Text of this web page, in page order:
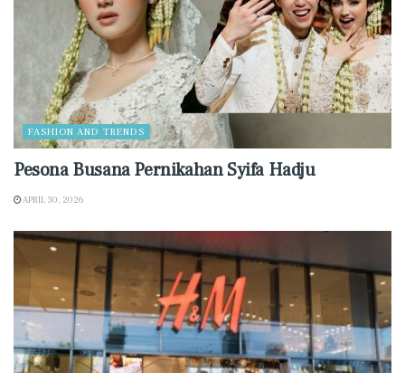
FASHION AND TRENDS
Pesona Busana Pernikahan Syifa Hadju
APRIL 30, 2026